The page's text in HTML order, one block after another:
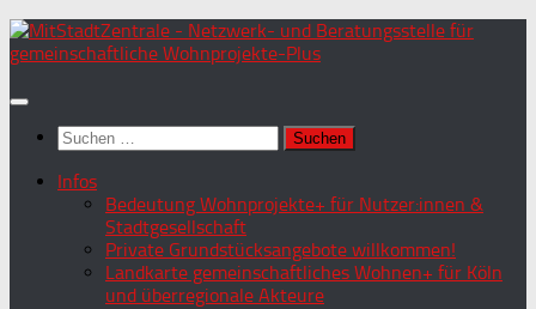
Zum
Inhalt
Suchen
nach:
Infos
Bedeutung Wohnprojekte+ für Nutzer:innen &
Stadtgesellschaft
Private Grundstücksangebote willkommen!
Landkarte gemeinschaftliches Wohnen+ für Köln
und überregionale Akteure